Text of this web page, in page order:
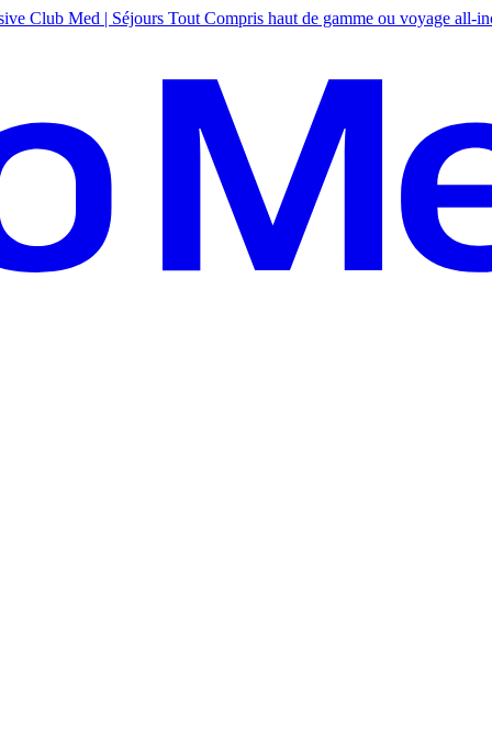
Club Med | Séjours Tout Compris haut de gamme ou voyage all-